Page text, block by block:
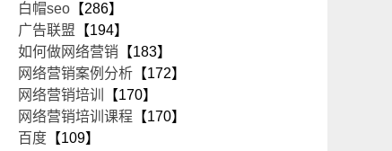
白帽seo 【286】
广告联盟 【194】
如何做网络营销 【183】
网络营销案例分析 【172】
网络营销培训
【170】
网络营销培训课程 【170】
百度 【109】